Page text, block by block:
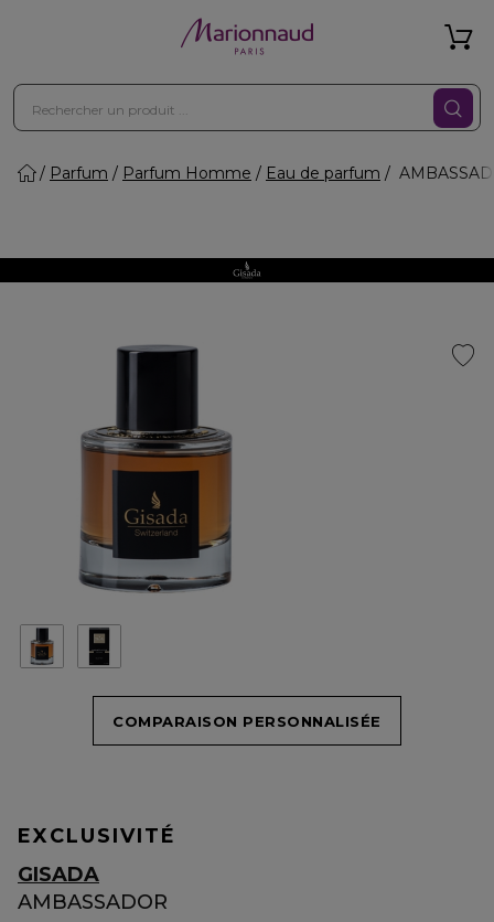
Parfum Parfum Homme Eau de parfum
COMPARAISON PERSONNALISÉE
EXCLUSIVITÉ
GISADA
AMBASSADOR